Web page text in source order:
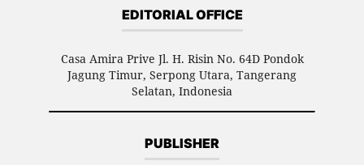
EDITORIAL OFFICE
Casa Amira Prive Jl. H. Risin No. 64D Pondok
Jagung Timur, Serpong Utara, Tangerang
Selatan, Indonesia
PUBLISHER